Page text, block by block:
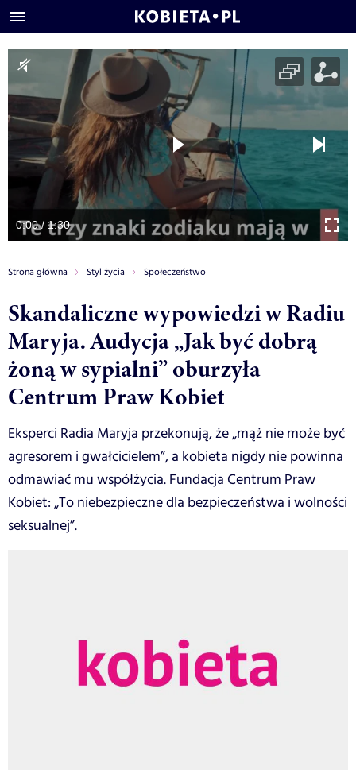
0:00 / 1:30
Strona główna Styl życia Społeczeństwo
Skandaliczne wypowiedzi w Radiu
Maryja. Audycja „Jak być dobrą
żoną w sypialni” oburzyła
Centrum Praw Kobiet
Eksperci Radia Maryja przekonują, że „mąż nie może być
agresorem i gwałcicielem”, a kobieta nigdy nie powinna
odmawiać mu współżycia. Fundacja Centrum Praw
Kobiet: „To niebezpieczne dla bezpieczeństwa i wolności
seksualnej”.